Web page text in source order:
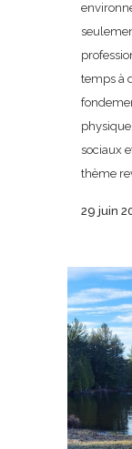
temps à
sociaux
thème
29 juin